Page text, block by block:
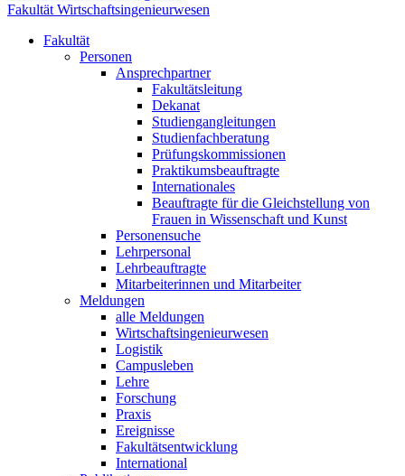
Fakultät Wirtschaftsingenieurwesen
Fakultät
Personen
Ansprechpartner
Fakultätsleitung
Dekanat
Studiengangleitungen
Studienfachberatung
Prüfungskommissionen
Praktikumsbeauftragte
Internationales
Beauftragte für die Gleichstellung von
Frauen in Wissenschaft und Kunst
Personensuche
Lehrpersonal
Lehrbeauftragte
Mitarbeiterinnen und Mitarbeiter
Meldungen
alle Meldungen
Wirtschaftsingenieurwesen
Logistik
Campusleben
Lehre
Forschung
Praxis
Ereignisse
Fakultätsentwicklung
International